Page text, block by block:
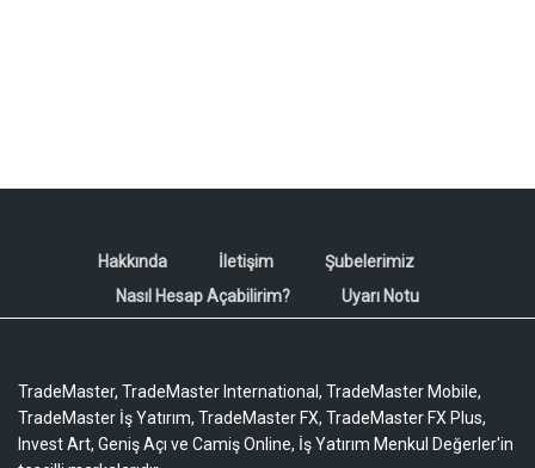
Hakkında İletişim
Şubelerimiz
Nasıl Hesap Açabilirim?
Uyarı Notu
TradeMaster, TradeMaster International, TradeMaster Mobile,
TradeMaster İş Yatırım, TradeMaster FX, TradeMaster FX Plus,
Invest Art, Geniş Açı ve Camiş Online, İş Yatırım Menkul Değerler'in